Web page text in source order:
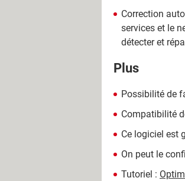
Correction
services et le
détecter et
Plus
Possibilité de
Compatibilité
Ce logiciel est
On peut le
Tutoriel :